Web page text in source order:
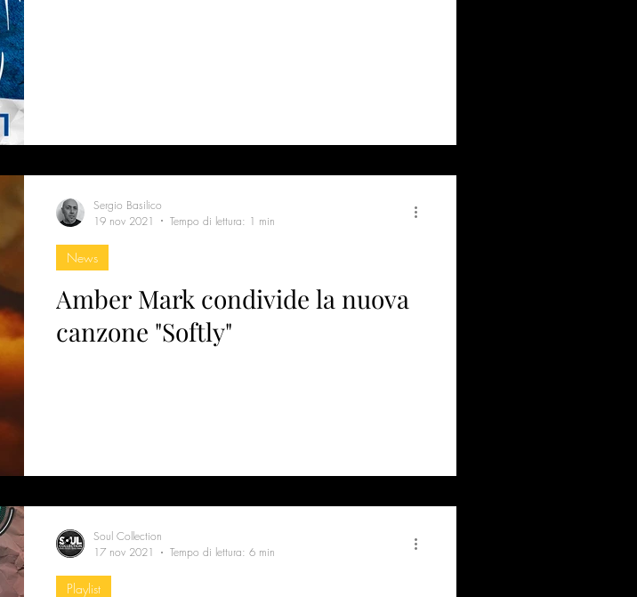
Amber Mark condivide la nuova
canzone "Softly"
News
Sergio Basilico
19 nov 2021
Tempo di lettura: 1 min
Playlist
Soul Collection
17 nov 2021
Tempo di lettura: 6 min